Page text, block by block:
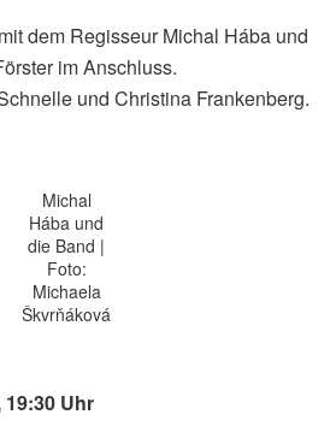
mit dem Regisseur Michal Hába und
im Anschluss.
und Christina Frankenberg.
Michal
Hába und
die Band |
Foto:
Michaela
Škvrňáková
19:30 Uhr